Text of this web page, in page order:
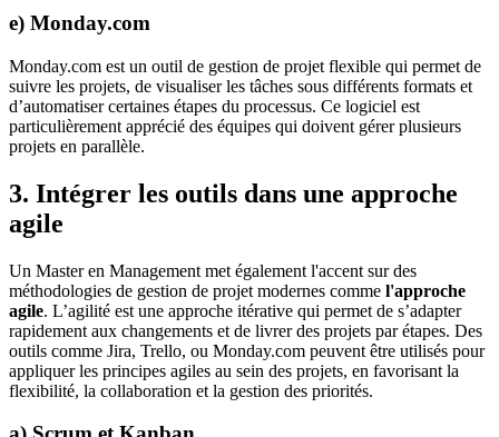
e) Monday.com
Monday.com est un outil de gestion de projet flexible qui permet de
suivre les projets, de visualiser les tâches sous différents formats et
d’automatiser certaines étapes du processus. Ce logiciel est
particulièrement apprécié des équipes qui doivent gérer plusieurs
projets en parallèle.
3. Intégrer les outils dans une approche
agile
Un Master en Management met également l'accent sur des
méthodologies de gestion de projet modernes comme l'approche
agile. L’agilité est une approche itérative qui permet de s’adapter
rapidement aux changements et de livrer des projets par étapes. Des
outils comme Jira, Trello, ou Monday.com peuvent être utilisés pour
appliquer les principes agiles au sein des projets, en favorisant la
flexibilité, la collaboration et la gestion des priorités.